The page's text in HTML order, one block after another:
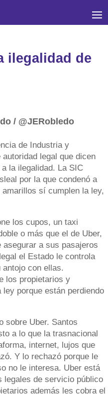
ilegalidad de
/ @JERobledo
de Industria y
legal que dicen
la ilegalidad. La SIC
por la que condenó a
sí cumplen la ley,
los cupos, un taxi
o más que el de Uber,
a sus pasajeros
el Estado le controla
con ellas.
los propietarios y
porque están perdiendo
sobre Uber. Santos
a lo que la trasnacional
internet, lujos que
Y lo rechazó porque le
no le interesa. Uber está
legales de servicio público
además les cobra el